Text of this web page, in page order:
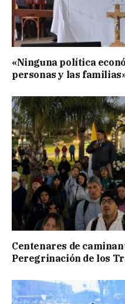
«Ninguna política
personas y las
Centenares de
Peregrinación de los